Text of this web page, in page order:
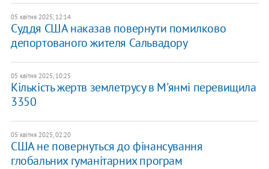
05 квітня 2025, 12:14
Суддя США наказав повернути помилково
депортованого жителя Сальвадору
05 квітня 2025, 10:25
Кількість жертв землетрусу в М'янмі перевищила
3350
05 квітня 2025, 02:20
США не повернуться до фінансування
глобальних гуманітарних програм